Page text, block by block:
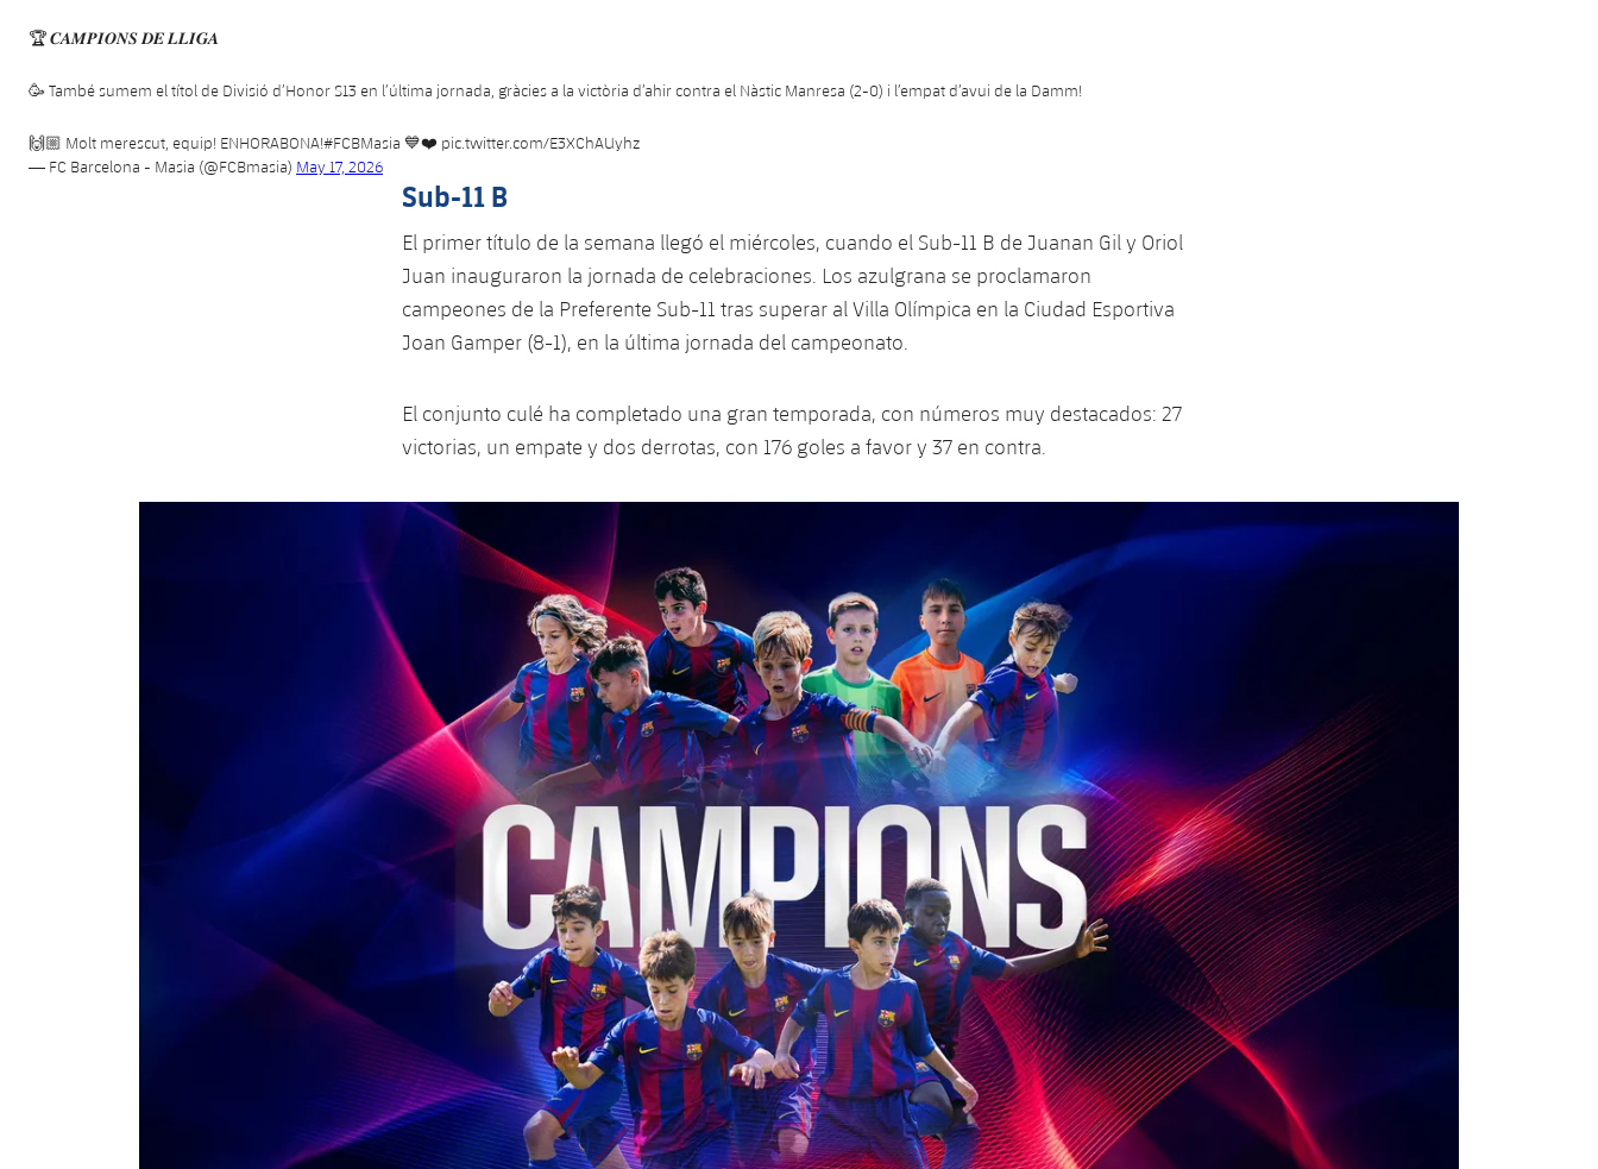
🏆 𝑪𝑨𝑴𝑷𝑰𝑶𝑵𝑺 𝑫𝑬 𝑳𝑳𝑰𝑮𝑨
🥳 També sumem el títol de Divisió d’Honor S13 en l’última jornada, gràcies a la victòria d’ahir contra el Nàstic Manresa (2-0) i l’empat d’avui de la Damm!
🙌🏼 Molt merescut, equip! ENHORABONA!#FCBMasia 💙❤️ pic.twitter.com/E3XChAUyhz
— FC Barcelona - Masia (@FCBmasia) May 17, 2026
Sub-11 B
El primer título de la semana llegó el miércoles, cuando el Sub-11 B de Juanan Gil y Oriol
Juan inauguraron la jornada de celebraciones. Los azulgrana se proclamaron
campeones de la Preferente Sub-11 tras superar al Villa Olímpica en la Ciudad Esportiva
Joan Gamper (8-1), en la última jornada del campeonato.
El conjunto culé ha completado una gran temporada, con números muy destacados: 27
victorias, un empate y dos derrotas, con 176 goles a favor y 37 en contra.